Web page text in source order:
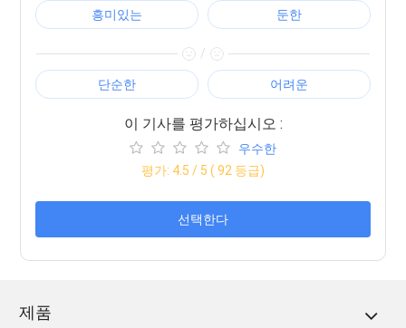
흥미있는 둔한
/
단순한 어려운
이 기사를 평가하십시오 :
우수한
평가: 4.5 / 5 ( 92 등급)
선택한다
제품